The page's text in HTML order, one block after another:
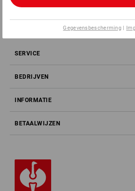
SERVICE 070 26
SERVICE
BEDRIJVEN
INFORMATIE
BETAALWIJZEN
Gegevensbescherming |